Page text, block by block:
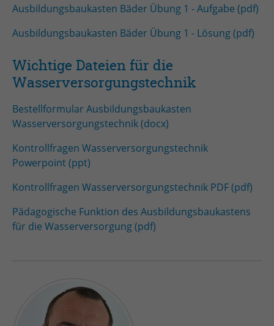
Ausbildungsbaukasten Bäder Übung 1 - Aufgabe (pdf)
Ausbildungsbaukasten Bäder Übung 1 - Lösung (pdf)
Wichtige Dateien für die
Wasserversorgungstechnik
Bestellformular Ausbildungsbaukasten
Wasserversorgungstechnik (docx)
Kontrollfragen Wasserversorgungstechnik
Powerpoint (ppt)
Kontrollfragen Wasserversorgungstechnik PDF (pdf)
Pädagogische Funktion des Ausbildungsbaukastens
für die Wasserversorgung (pdf)